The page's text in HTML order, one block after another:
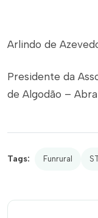
Arlindo de
Presidente da
de Algodão –
Tags: Funrural